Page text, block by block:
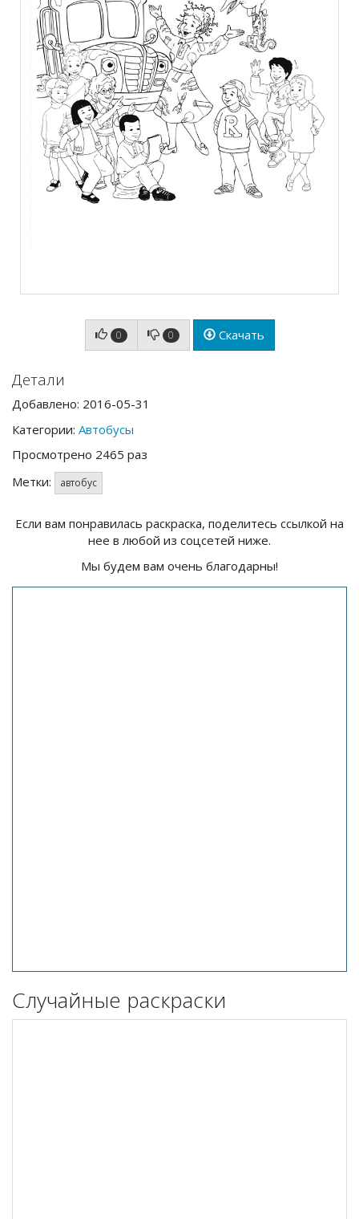
0 0 Скачать
Детали
Добавлено: 2016-05-31
Категории: Автобусы
Просмотрено 2465 раз
Метки:
автобус
Если вам понравилась раскраска, поделитесь ссылкой на
нее в любой из соцсетей ниже.
Мы будем вам очень благодарны!
Случайные раскраски